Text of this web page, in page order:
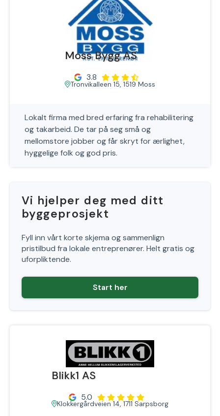
Moss Bygg AS
3.8
Tronvikalleen 15, 1519 Moss
Lokalt firma med bred erfaring fra rehabilitering
og takarbeid. De tar på seg små og
mellomstore jobber og får skryt for ærlighet,
hyggelige folk og god pris.
Blikk1 AS
5.0
Klokkergårdveien 14, 1711 Sarpsborg
Vi hjelper deg med ditt
byggeprosjekt
Fyll inn vårt korte skjema og sammenlign
pristilbud fra lokale entreprenører. Helt gratis og
uforpliktende.
Start her